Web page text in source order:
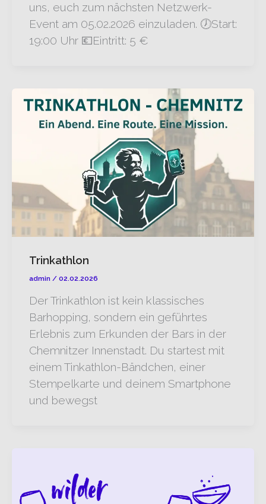
uns, euch zum nächsten Netzwerk-
Event am 05.02.2026 einzuladen. 🕖Start:
19:00 Uhr 💶Eintritt: 5 €
Trinkathlon
admin / 02.02.2026
Der Trinkathlon ist kein klassisches
Barhopping, sondern ein geführtes
Erlebnis zum Erkunden der Bars in der
Chemnitzer Innenstadt. Du startest mit
einem Tinkathlon-Bändchen, einer
Stempelkarte und deinem Smartphone
und bewegst